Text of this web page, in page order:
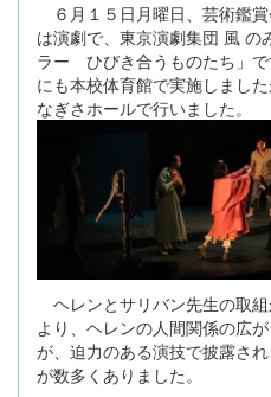
６月１５日月曜日、芸術鑑
は演劇で、東京演劇集団 風 の
ラー ひびき合うものたち」
にも本校体育館で実施しまし
なぎさホールで行いました。
ヘレンとサリバン先生の取
より、ヘレンの人間関係の広
が、迫力のある演技で披露さ
が数多くありました。